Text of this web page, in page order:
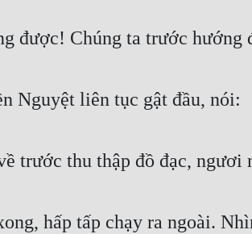
được! Chúng ta trước hướng
Nguyệt liên tục gật đầu, nói:
trước thu thập đồ đạc, ngươi
hấp tấp chạy ra ngoài.